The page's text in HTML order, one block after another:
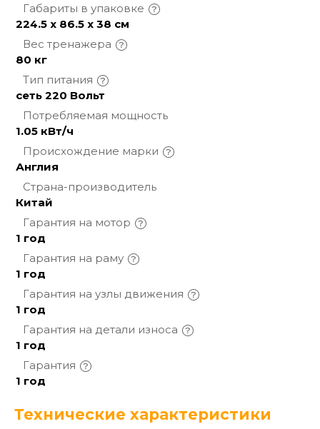
Габариты в упаковке
224.5 х 86.5 х 38 см
Вес тренажера
80 кг
Тип питания
сеть 220 Вольт
Потребляемая мощность
1.05 кВт/ч
Происхождение марки
Англия
Страна-производитель
Китай
Гарантия на мотор
1 год
Гарантия на раму
1 год
Гарантия на узлы движения
1 год
Гарантия на детали износа
1 год
Гарантия
1 год
Технические характеристики